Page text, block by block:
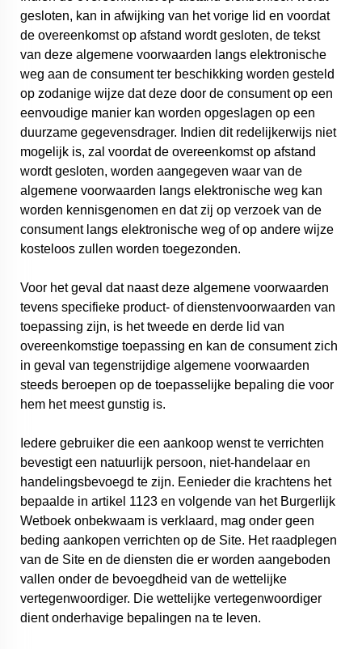
gesloten, kan in afwijking van het vorige lid en voordat
de overeenkomst op afstand wordt gesloten, de tekst
van deze algemene voorwaarden langs elektronische
weg aan de consument ter beschikking worden gesteld
op zodanige wijze dat deze door de consument op een
eenvoudige manier kan worden opgeslagen op een
duurzame gegevensdrager. Indien dit redelijkerwijs niet
mogelijk is, zal voordat de overeenkomst op afstand
wordt gesloten, worden aangegeven waar van de
algemene voorwaarden langs elektronische weg kan
worden kennisgenomen en dat zij op verzoek van de
consument langs elektronische weg of op andere wijze
kosteloos zullen worden toegezonden.
Voor het geval dat naast deze algemene voorwaarden
tevens specifieke product- of dienstenvoorwaarden van
toepassing zijn, is het tweede en derde lid van
overeenkomstige toepassing en kan de consument zich
in geval van tegenstrijdige algemene voorwaarden
steeds beroepen op de toepasselijke bepaling die voor
hem het meest gunstig is.
Iedere gebruiker die een aankoop wenst te verrichten
bevestigt een natuurlijk persoon, niet-handelaar en
handelingsbevoegd te zijn. Eenieder die krachtens het
bepaalde in artikel 1123 en volgende van het Burgerlijk
Wetboek onbekwaam is verklaard, mag onder geen
beding aankopen verrichten op de Site. Het raadplegen
van de Site en de diensten die er worden aangeboden
vallen onder de bevoegdheid van de wettelijke
vertegenwoordiger. Die wettelijke vertegenwoordiger
dient onderhavige bepalingen na te leven.